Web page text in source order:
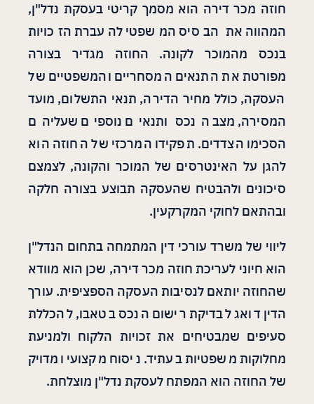
חוזה מכר דירה הוא מסמך קריטי בעסקת נדל"ן,
המהווה את הבסיס המשפטי להעברת הזכויות
בנכס מהמוכר לקונה. החוזה מגדיר בצורה
מפורטת את התנאים המסחריים והמשפטיים של
העסקה, כולל מחיר הדירה, תנאי התשלום, מועד
המסירה, מצב הנכס ותנאים נוספים שעליהם
הסכימו הצדדים. תפקידו המרכזי של החוזה הוא
להגן על האינטרסים של המוכר והקונה, לצמצם
סיכונים ולהבטיח שהעסקה תבוצע בצורה חלקה
ובהתאם לחוקי המקרקעין.
ליווי של משרד עורכי דין המתמחה בתחום הנדל"ן
הוא חיוני לעריכת חוזה מכר דירה, שכן הוא מוודא
שהחוזה יותאם לנסיבות העסקה הספציפית. עורך
הדין דואג לבדיקת רישום הנכס בטאבו, להכללת
סעיפים שמבטיחים את זכויות הלקוח ולמניעת
מחלוקות משפטיות בעתיד. ניסוח מקצועי ומדויק
של החוזה הוא המפתח לעסקת נדל"ן מוצלחת.